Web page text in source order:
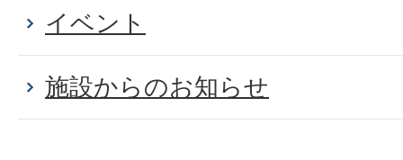
イベント
施設からのお知らせ